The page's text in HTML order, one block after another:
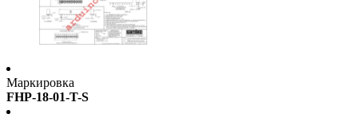
Маркировка
FHP-18-01-T-S